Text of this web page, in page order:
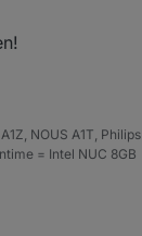
NOUS A1T, Philips
= Intel NUC 8GB